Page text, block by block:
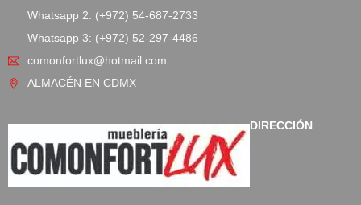
Whatsapp 2: (+972) 54-687-2733
Whatsapp 3: (+972) 52-297-4486
comonfortlux@hotmail.com
ALMACÉN EN CDMX
DIRECCIÓN